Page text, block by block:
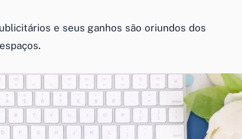
e seus ganhos são oriundos dos